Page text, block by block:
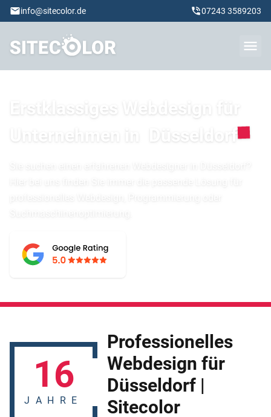
info@sitecolor.de 07243 3589203
Erstklassiges Webdesign für
Unternehmen in
Düsseldorf
16
JAHRE
Professionelles
Webdesign für
Düsseldorf |
Sitecolor